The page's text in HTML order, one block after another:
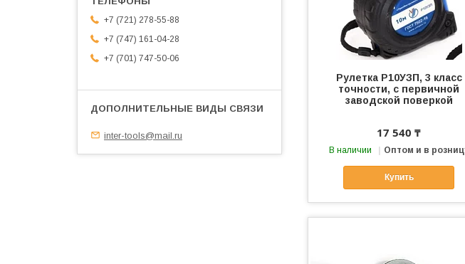
Рулетка Р10УЗП, 3 класс
точности, с первичной
заводской поверкой
17 540 ₸
В наличии Оптом и в
Купить
+7 (721) 278-55-88
+7 (747) 161-04-28
+7 (701) 747-50-06
inter-tools@mail.ru